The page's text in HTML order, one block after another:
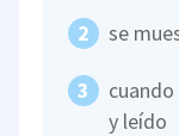
se
y leído